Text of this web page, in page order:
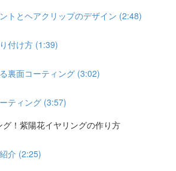
トとヘアクリップのデザイン (2:48)
付け方 (1:39)
裏面コーティング (3:02)
ティング (3:57)
！紫陽花イヤリングの作り方
介 (2:25)